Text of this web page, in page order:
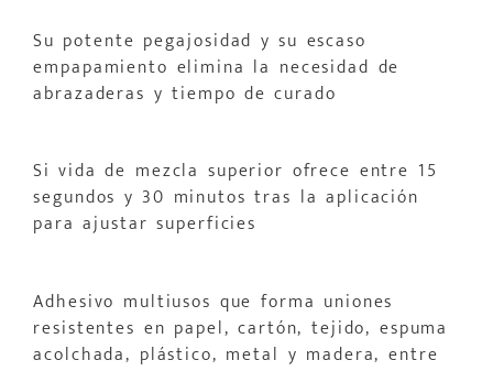
Su potente pegajosidad y su escaso
empapamiento elimina la necesidad de
abrazaderas y tiempo de curado
Si vida de mezcla superior ofrece entre 15
segundos y 30 minutos tras la aplicación
para ajustar superficies
Adhesivo multiusos que forma uniones
resistentes en papel, cartón, tejido, espuma
acolchada, plástico, metal y madera, entre